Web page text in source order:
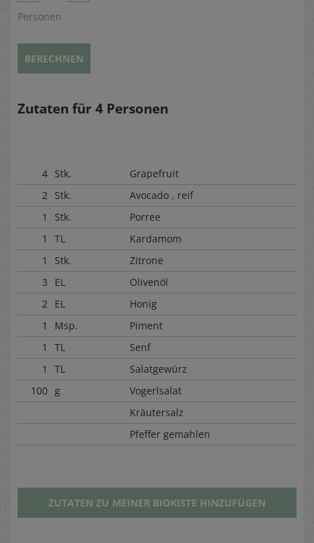
Personen
BERECHNEN
Zutaten für 4 Personen
4 Stk.
Grapefruit
2 Stk.
Avocado , reif
1
Stk.
Porree
1
TL
Kardamom
1
Stk.
Zitrone
3
EL
Olivenöl
2 EL
Honig
1
Msp.
Piment
1
TL
Senf
1
TL
Salatgewürz
100 g
Vogerlsalat
Kräutersalz
Pfeffer gemahlen
ZUTATEN ZU MEINER BIOKISTE HINZUFÜGEN